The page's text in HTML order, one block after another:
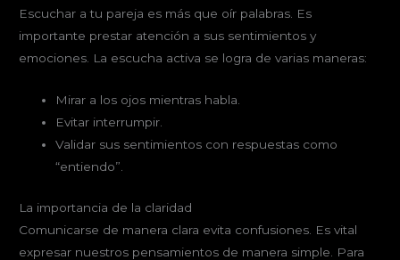
Escuchar a tu pareja es más que oír palabras. Es
importante prestar atención a sus sentimientos y
emociones. La escucha activa se logra de varias maneras:
Mirar a los ojos mientras habla.
Evitar interrumpir.
Validar sus sentimientos con respuestas como
“entiendo”.
La importancia de la claridad
Comunicarse de manera clara evita confusiones. Es vital
expresar nuestros pensamientos de manera simple. Para